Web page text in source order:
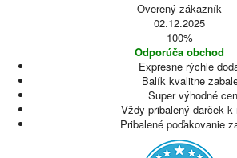
Overený zákazník
02.12.2025
100%
Odporúča obchod
Expresne rýchle
Balík kvalitne
Super výhodné
Vždy pribalený darček k
Pribalené poďakovanie